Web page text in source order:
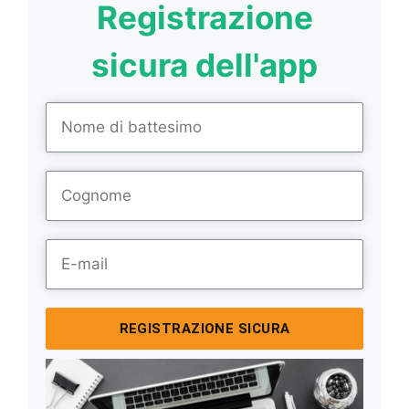
Registrazione
sicura dell'app
REGISTRAZIONE SICURA